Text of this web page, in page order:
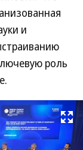
и
роль
Развернуть